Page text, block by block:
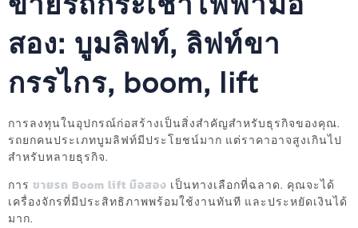
สอง: บูมลิฟท์, ลิฟท์ขา
กรรไกร, boom, lift
การลงทุนในอุปกรณ์ก่อสร้างเป็นสิ่งสำคัญสำหรับธุรกิจของคุณ.
รถยกคนประเภทบูมลิฟท์มีประโยชน์มาก แต่ราคาอาจสูงเกินไป
สำหรับหลายธุรกิจ.
การ ขายรถ Boom lift มือสอง เป็นทางเลือกที่ฉลาด. คุณจะได้
เครื่องจักรที่มีประสิทธิภาพพร้อมใช้งานทันที และประหยัดเงินได้
มาก.